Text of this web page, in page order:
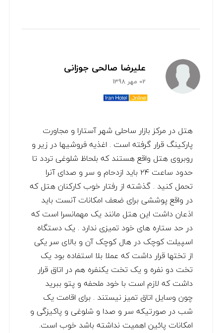
علیرضا صالحی جوزانی
02 مهر 1398
هتل در مرکز بازار ساحلی شهر آستارا و مجاورت
پارکینگ قرار گرفته است . اغذیه فروشیها در زیر و
روبروی هتل واقع هستند که بلحاظ شلوغی تردد تا
حدود ساعت ۲۴ باید ازدحام و سر و صدای آنرا
تحمل کنید . گذشته از رفتار خوب کارکنان هتل که
در واقع پوششی برای ضعف امکانات آنست باید
اذعان داشت این هتل مانند یک مهمانسرا است که
در حد ستاره های خود تمیزی ندارد . یک دستگاه
اسپیلت کوچک در هال کوچک آن و بالای سر یکی
از تختها قرار داشت که عملا بلا استفاده بود یک
تخت دو نفره و یک تخت یکنفره هم در اتاق قرار
داشت که لازم است با خود ملحفه و پتو ببرید
چون وسایل اتاق تمیز نیستند . برای اقامت یک
شب در صورتیکه سر و صدا و شلوغی و پاکیزگی و
امکانات پائین اهمیت نداشته باشد خوب است.